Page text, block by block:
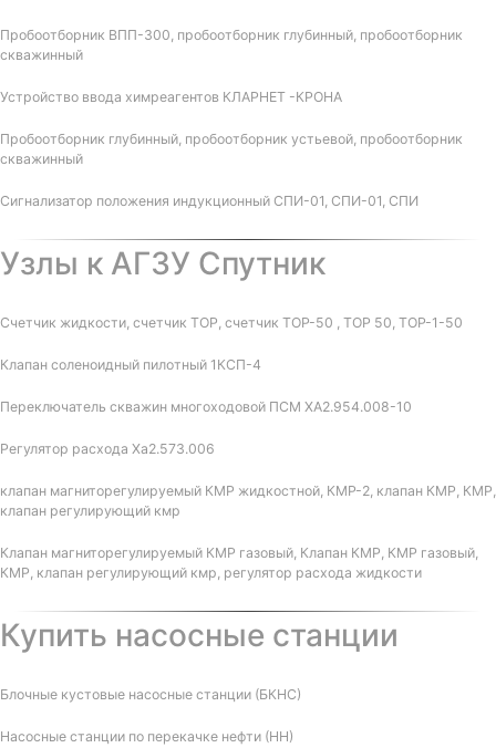
Пробоотборник ВПП-300, пробоотборник глубинный, пробоотборник
скважинный
Устройство ввода химреагентов КЛАРНЕТ -КРОНА
Пробоотборник глубинный, пробоотборник устьевой, пробоотборник
скважинный
Сигнализатор положения индукционный СПИ-01, СПИ-01, СПИ
Узлы к АГЗУ Спутник
Счетчик жидкости, счетчик ТОР, счетчик ТОР-50 , ТОР 50, ТОР-1-50
Клапан соленоидный пилотный 1КСП-4
Переключатель скважин многоходовой ПСМ ХА2.954.008-10
Регулятор расхода Ха2.573.006
клапан магниторегулируемый КМР жидкостной, КМР-2, клапан КМР, КМР,
клапан регулирующий кмр
Клапан магниторегулируемый КМР газовый, Клапан КМР, КМР газовый,
КМР, клапан регулирующий кмр, регулятор расхода жидкости
Купить насосные станции
Блочные кустовые насосные станции (БКНС)
Насосные станции по перекачке нефти (НН)